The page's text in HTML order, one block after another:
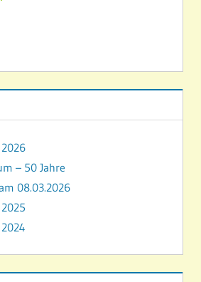
– 50 Jahre
08.03.2026